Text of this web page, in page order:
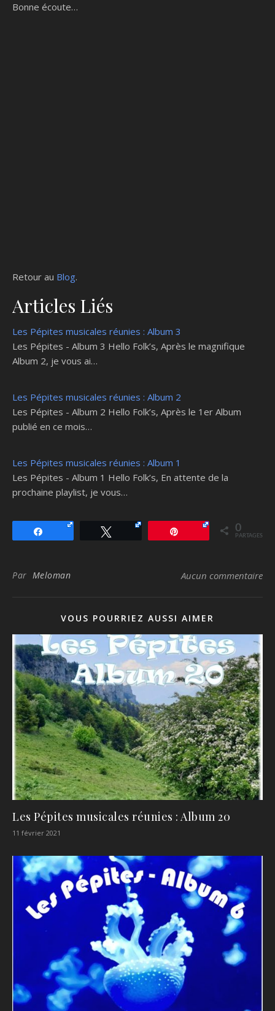
Bonne écoute…
Retour au Blog.
Articles Liés
Les Pépites musicales réunies : Album 3
Les Pépites - Album 3 Hello Folk’s, Après le magnifique
Album 2, je vous ai…
Les Pépites musicales réunies : Album 2
Les Pépites - Album 2 Hello Folk’s, Après le 1er Album
publié en ce mois…
Les Pépites musicales réunies : Album 1
Les Pépites - Album 1 Hello Folk’s, En attente de la
prochaine playlist, je vous…
0
PARTAGES
Par Meloman Aucun commentaire
VOUS POURRIEZ AUSSI AIMER
Les Pépites musicales réunies : Album 20
11 février 2021